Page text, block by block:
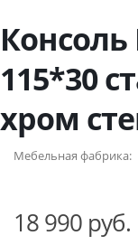
115*30
хром
Мебельная фабрика:
18 990 руб.